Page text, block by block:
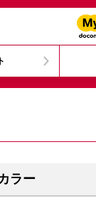
ラー